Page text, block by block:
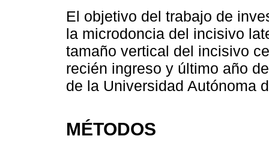
El objetivo del trabajo de
la microdoncia del incisivo
tamaño vertical del incisivo
recién ingreso y último año
de la Universidad Autónoma
MÉTODOS